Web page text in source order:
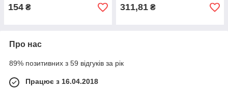
154 ₴ 311,81 ₴
Про нас
89% позитивних з 59 відгуків за рік
Працює з 16.04.2018